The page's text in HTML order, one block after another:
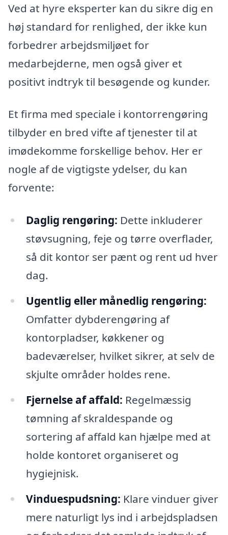
Ved at hyre eksperter kan du sikre dig en
høj standard for renlighed, der ikke kun
forbedrer arbejdsmiljøet for
medarbejderne, men også giver et
positivt indtryk til besøgende og kunder.
Et firma med speciale i kontorrengøring
tilbyder en bred vifte af tjenester til at
imødekomme forskellige behov. Her er
nogle af de vigtigste ydelser, du kan
forvente:
Daglig rengøring: Dette inkluderer
støvsugning, feje og tørre overflader,
så dit kontor ser pænt og rent ud hver
dag.
Ugentlig eller månedlig rengøring:
Omfatter dybderengøring af
kontorpladser, køkkener og
badeværelser, hvilket sikrer, at selv de
skjulte områder holdes rene.
Fjernelse af affald: Regelmæssig
tømning af skraldespande og
sortering af affald kan hjælpe med at
holde kontoret organiseret og
hygiejnisk.
Vinduespudsning: Klare vinduer giver
mere naturligt lys ind i arbejdspladsen